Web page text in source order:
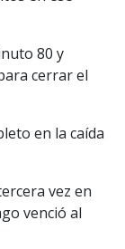
80 y
cerrar el
en la caída
vez en
venció al